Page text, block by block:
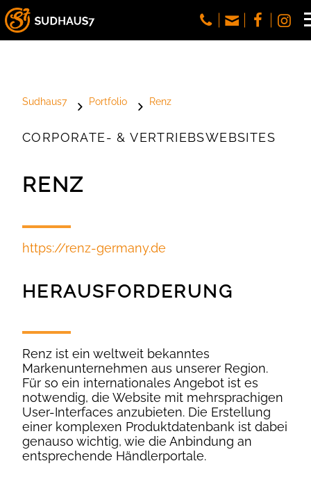
Sudhaus7 Portfolio Renz
CORPORATE- & VERTRIEBSWEBSITES
RENZ
https://renz-germany.de
HERAUSFORDERUNG
Renz ist ein weltweit bekanntes
Markenunternehmen aus unserer Region.
Für so ein internationales Angebot ist es
notwendig, die Website mit mehrsprachigen
User-Interfaces anzubieten. Die Erstellung
einer komplexen Produktdatenbank ist dabei
genauso wichtig, wie die Anbindung an
entsprechende Händlerportale.